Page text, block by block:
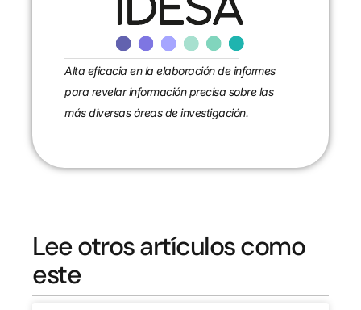
Alta eficacia en la elaboración de informes
para revelar información precisa sobre las
más diversas áreas de investigación.
Lee otros artículos como
este